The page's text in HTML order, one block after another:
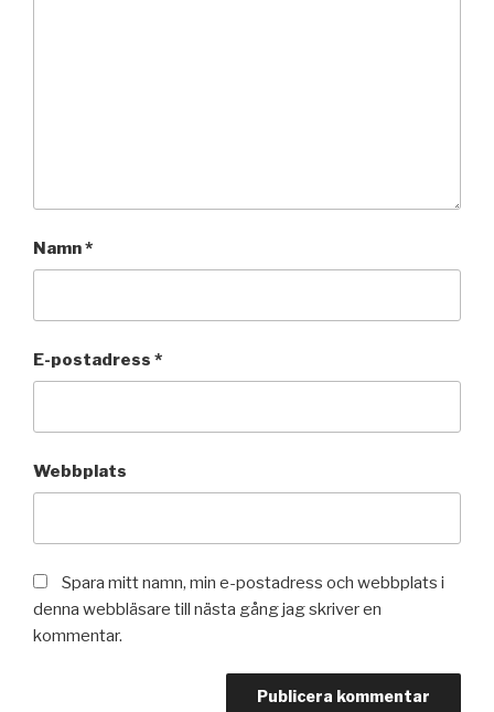
Namn*
E-postadress *
Webbplats
Spara mitt namn, min e-postadress och webbplats i
denna webbläsare till nästa gång jag skriver en
kommentar.